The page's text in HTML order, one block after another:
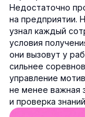
Недостаточно
на предприятии.
узнал каждый
условия
они вызовут у
сильнее
управление
не менее важная
и проверка